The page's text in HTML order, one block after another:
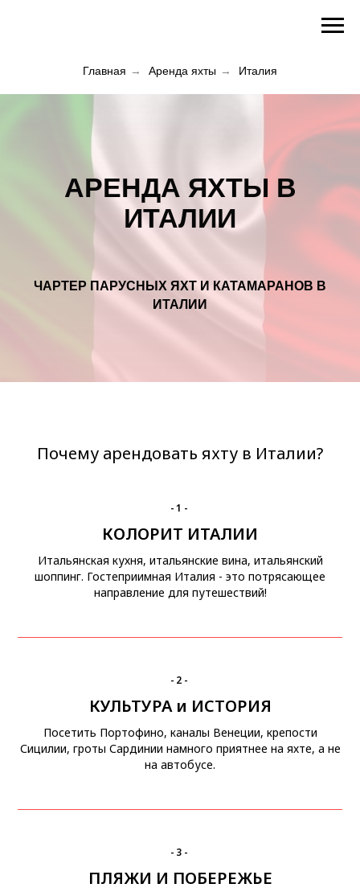
Главная → Аренда яхты → Италия
АРЕНДА ЯХТЫ В
ИТАЛИИ
ЧАРТЕР ПАРУСНЫХ ЯХТ И КАТАМАРАНОВ В
ИТАЛИИ
Почему арендовать яхту в Италии?
-1-
КОЛОРИТ ИТАЛИИ
Итальянская кухня, итальянские вина, итальянский
шоппинг. Гостеприимная Италия - это потрясающее
направление для путешествий!
-2-
КУЛЬТУРА и ИСТОРИЯ
Посетить Портофино, каналы Венеции, крепости
Сицилии, гроты Сардинии намного приятнее на яхте, а не
на автобусе.
-3-
ПЛЯЖИ И ПОБЕРЕЖЬЕ